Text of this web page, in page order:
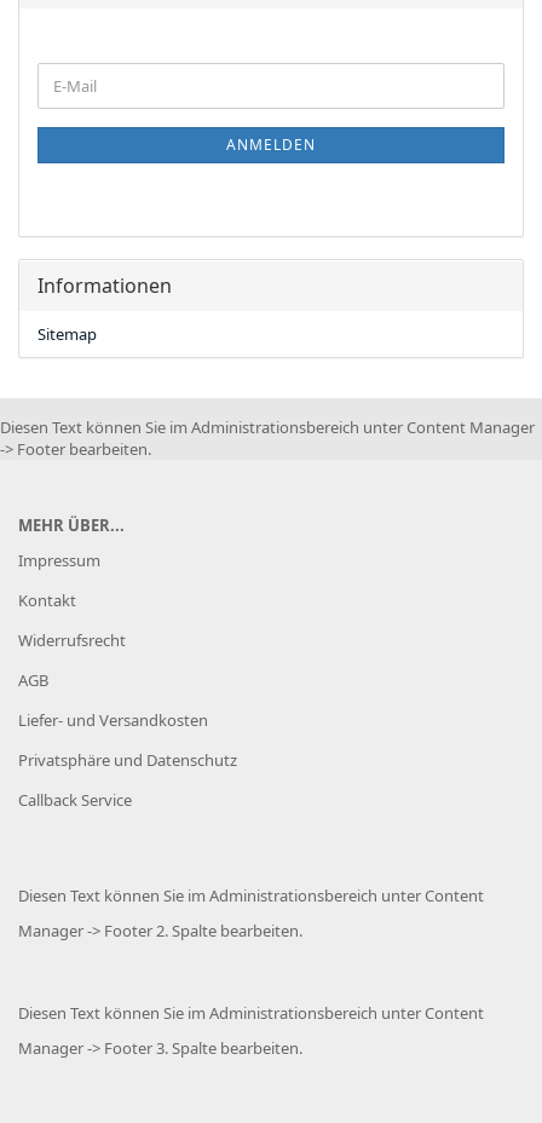
ZUR
NEWSLETTER-
E-
Mail
ANMELDEN
Informationen
Sitemap
Diesen Text können Sie im Administrationsbereich unter Content Manager
-> Footer bearbeiten.
MEHR ÜBER...
Impressum
Kontakt
Widerrufsrecht
AGB
Liefer- und Versandkosten
Privatsphäre und Datenschutz
Callback Service
Diesen Text können Sie im Administrationsbereich unter Content
Manager -> Footer 2. Spalte bearbeiten.
Diesen Text können Sie im Administrationsbereich unter Content
Manager -> Footer 3. Spalte bearbeiten.